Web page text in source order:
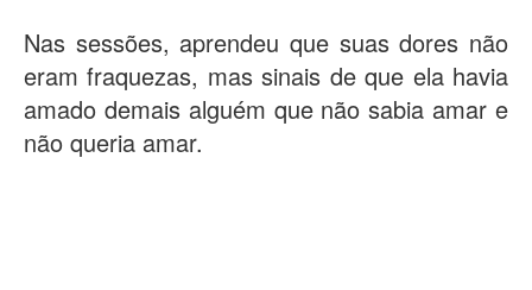
Nas sessões, aprendeu que suas dores não
eram fraquezas, mas sinais de que ela havia
amado demais alguém que não sabia amar e
não queria amar.